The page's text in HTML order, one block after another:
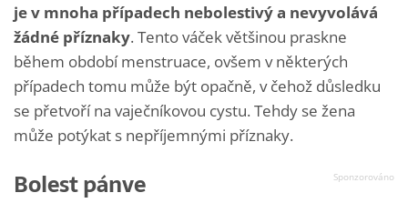
je v mnoha případech nebolestivý a nevyvolává
žádné příznaky. Tento váček většinou praskne
během období menstruace, ovšem v některých
případech tomu může být opačně, v čehož důsledku
se přetvoří na vaječníkovou cystu. Tehdy se žena
může potýkat s nepříjemnými příznaky.
Bolest pánve